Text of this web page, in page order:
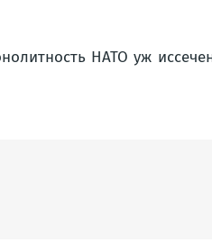
НАТО уж